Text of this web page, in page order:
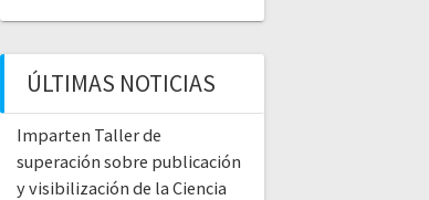
ÚLTIMAS NOTICIAS
Imparten Taller de
superación sobre publicación
y visibilización de la Ciencia